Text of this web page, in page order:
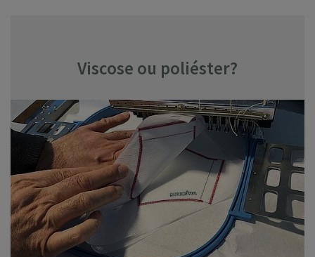
Viscose ou poliéster?